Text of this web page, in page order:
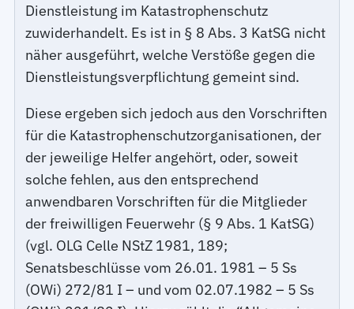
Dienstleistung im Katastrophenschutz
zuwiderhandelt. Es ist in § 8 Abs. 3 KatSG nicht
näher ausgeführt, welche Verstöße gegen die
Dienstleistungsverpflichtung gemeint sind.
Diese ergeben sich jedoch aus den Vorschriften
für die Katastrophenschutzorganisationen, der
der jeweilige Helfer angehört, oder, soweit
solche fehlen, aus den entsprechend
anwendbaren Vorschriften für die Mitglieder
der freiwilligen Feuerwehr (§ 9 Abs. 1 KatSG)
(vgl. OLG Celle NStZ 1981, 189;
Senatsbeschlüsse vom 26.01. 1981 – 5 Ss
(OWi) 272/81 I – und vom 02.07.1982 – 5 Ss